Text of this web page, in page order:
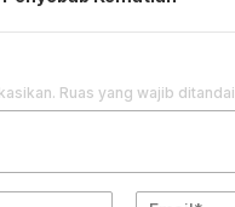
Ruas yang wajib ditandai